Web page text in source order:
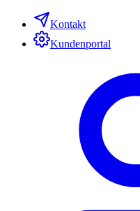
Kontakt
Kundenportal